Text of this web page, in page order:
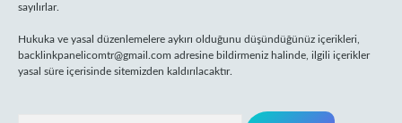
sayılırlar.
Hukuka ve yasal düzenlemelere aykırı olduğunu düşündüğünüz içerikleri,
backlinkpanelicomtr@gmail.com adresine bildirmeniz halinde, ilgili içerikler
yasal süre içerisinde sitemizden kaldırılacaktır.